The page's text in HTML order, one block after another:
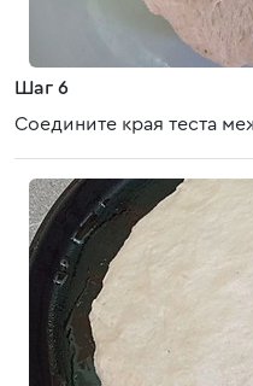
Шаг 6
Соедините края теста